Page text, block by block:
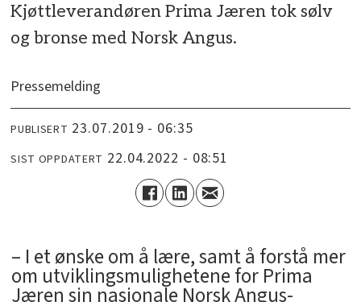
Kjøttleverandøren Prima Jæren tok sølv
og bronse med Norsk Angus.
Pressemelding
PUBLISERT 23.07.2019 - 06:35
SIST OPPDATERT 22.04.2022 - 08:51
– I et ønske om å lære, samt å forstå mer
om utviklingsmulighetene for Prima
Jæren sin nasjonale Norsk Angus-